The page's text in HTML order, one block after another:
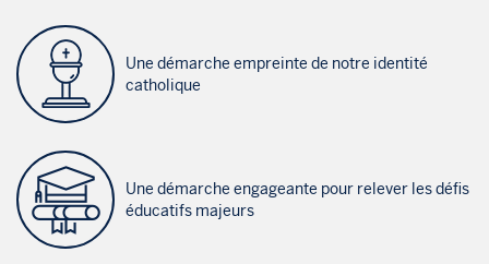
Une démarche empreinte de notre identité
catholique
Une démarche engageante pour relever les défis
éducatifs majeurs